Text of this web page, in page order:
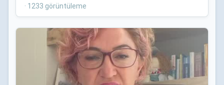
· 1233 görüntüleme